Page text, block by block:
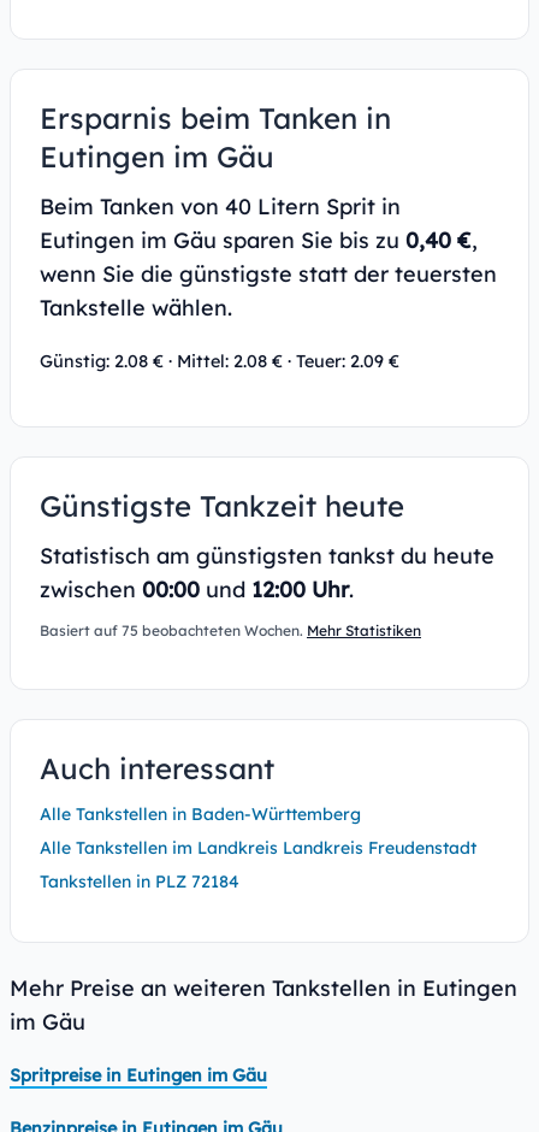
Ersparnis beim Tanken in
Eutingen im Gäu
Beim Tanken von 40 Litern Sprit in
Eutingen im Gäu sparen Sie bis zu 0,40 €,
wenn Sie die günstigste statt der teuersten
Tankstelle wählen.
Günstig: 2.08 € · Mittel: 2.08 € · Teuer: 2.09 €
Günstigste Tankzeit heute
Statistisch am günstigsten tankst du heute
zwischen 00:00 und 12:00 Uhr.
Basiert auf 75 beobachteten Wochen. Mehr Statistiken
Auch interessant
Alle Tankstellen in Baden-Württemberg
Alle Tankstellen im Landkreis Landkreis Freudenstadt
Tankstellen in PLZ 72184
Mehr Preise an weiteren Tankstellen in Eutingen
im Gäu
Spritpreise in Eutingen im Gäu